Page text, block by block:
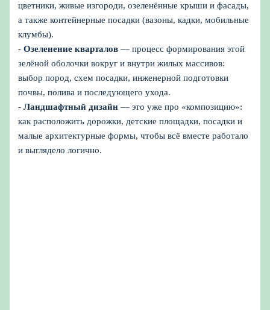
цветники, живые изгороди, озеленённые крыши и фасады,
а также контейнерные посадки (вазоны, кадки, мобильные
клумбы).
-Озеленение кварталов — процесс формирования этой
зелёной оболочки вокруг и внутри жилых массивов:
выбор пород, схем посадки, инженерной подготовки
почвы, полива и последующего ухода.
-Ландшафтный дизайн — это уже про «композицию»:
как расположить дорожки, детские площадки, посадки и
малые архитектурные формы, чтобы всё вместе работало
и выглядело логично.